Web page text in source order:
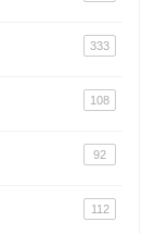
333
108
92
112